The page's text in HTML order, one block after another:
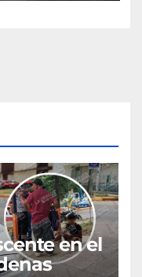
en el